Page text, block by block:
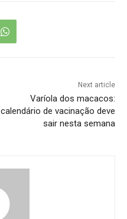
Next article
Varíola dos macacos:
calendário de vacinação deve
sair nesta semana